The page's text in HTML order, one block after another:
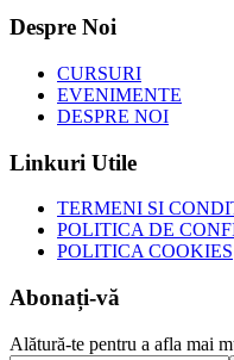
Despre Noi
CURSURI
EVENIMENTE
DESPRE NOI
Linkuri Utile
TERMENI SI
POLITICA DE
POLITICA COOKIES
Abonați-vă
Alătură-te pentru a afla mai